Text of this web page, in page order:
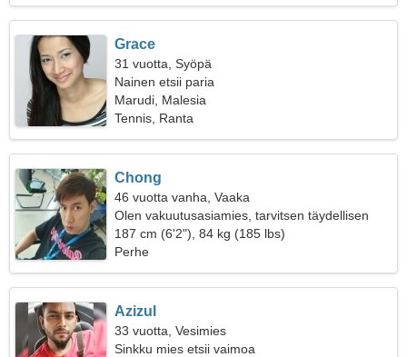
Grace
31 vuotta, Syöpä
Nainen etsii paria
Marudi, Malesia
Tennis, Ranta
Chong
46 vuotta vanha, Vaaka
Olen vakuutusasiamies, tarvitsen täydellisen
naisen
187 cm (6'2"), 84 kg (185 lbs)
Perhe
Azizul
33 vuotta, Vesimies
Sinkku mies etsii vaimoa